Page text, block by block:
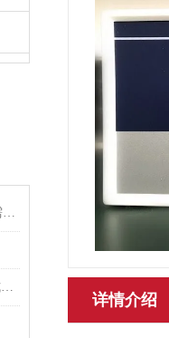
在使用智能转速监控仪时有哪些需要我们注意的呢
DC351振动传感器测量振动的方式有哪些？本文有三种方法推荐
详情介绍